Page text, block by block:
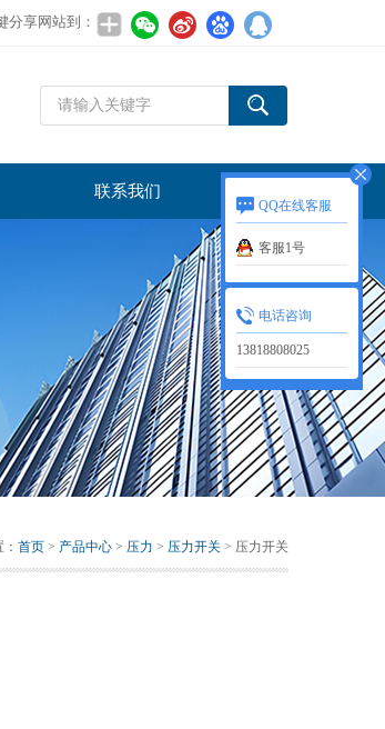
分享网站到：
联系我们
首页 > 产品中心 > 压力 > 压力开关 > 压力开关
QQ在线客服
客服1号
电话咨询
13818808025